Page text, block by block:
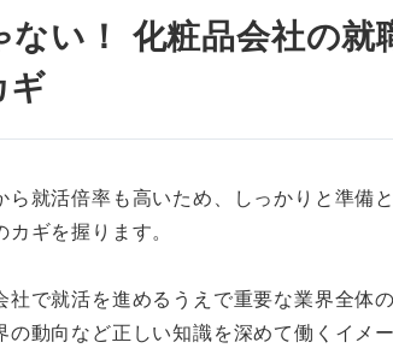
化粧品会社で働くやりがい
識が深まる
る
ンスが安定している
い！ 化粧品会社の就
ギ
就活倍率も高いため、しっかりと準備
ギを握ります。
で就活を進めるうえで重要な業界全体
動向など正しい知識を深めて働くイメ